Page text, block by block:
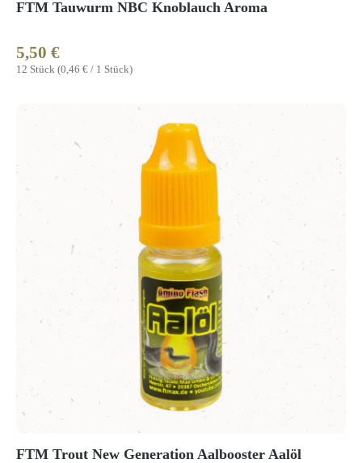
FTM Tauwurm NBC Knoblauch Aroma
12 Stück (0,46 € / 1 Stück)
Regulärer Preis:
5,50 €
FTM Trout New Generation Aalbooster Aalöl